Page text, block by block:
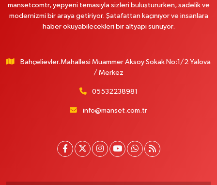
mansetcomtr, yepyeni temasıyla sizleri buluştururken, sadelik ve
modernizmi bir araya getiriyor. Şatafattan kaçınıyor ve insanlara
haber okuyabilecekleri bir altyapı sunuyor.
Bahçelievler.Mahallesi Muammer Aksoy Sokak No:1/2 Yalova
/ Merkez
05532238981
info@manset.com.tr